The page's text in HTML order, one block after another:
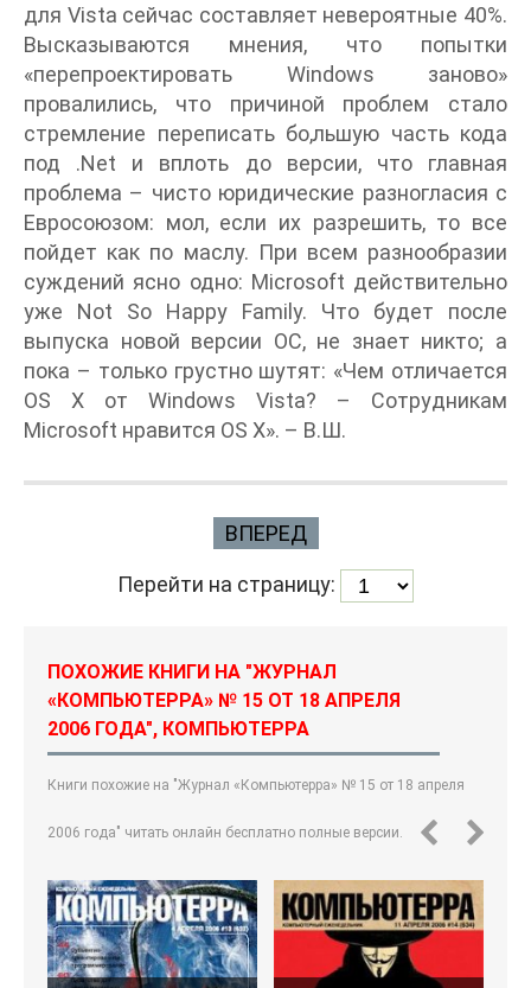
для Vista сейчас составляет невероятные 40%.
Высказываются мнения, что попытки
«перепроектировать Windows заново»
провалились, что причиной проблем стало
стремление переписать бо,льшую часть кода
под .Net и вплоть до версии, что главная
проблема – чисто юридические разногласия с
Евросоюзом: мол, если их разрешить, то все
пойдет как по маслу. При всем разнообразии
суждений ясно одно: Microsoft действительно
уже Not So Happy Family. Что будет после
выпуска новой версии ОС, не знает никто; а
пока – только грустно шутят: «Чем отличается
OS X от Windows Vista? – Сотрудникам
Microsoft нравится OS X». – В.Ш.
ВПЕРЕД
Перейти на страницу:
ПОХОЖИЕ КНИГИ НА "ЖУРНАЛ
«КОМПЬЮТЕРРА» № 15 ОТ 18 АПРЕЛЯ
2006 ГОДА", КОМПЬЮТЕРРА
Книги похожие на "Журнал «Компьютерра» № 15 от 18 апреля
2006 года" читать онлайн бесплатно полные версии.